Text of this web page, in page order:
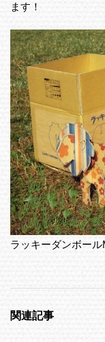
ます！
ラッキーダンボー
関連記事